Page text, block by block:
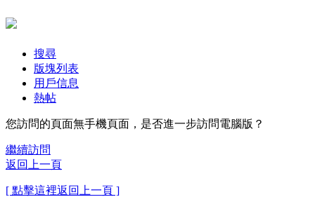
搜尋
版塊列表
用戶信息
熱帖
您訪問的頁面無手機頁面，是否進一步訪問電腦版？
繼續訪問
返回上一頁
[ 點擊這裡返回上一頁 ]